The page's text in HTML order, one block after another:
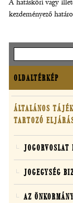
A hatásköri vagy
kezdeményező
Oldaltérkép
OLDALTÉRKÉP
Gyakorlati
tudnivalók,
ÁLTALÁNOS
TARTOZÓ
JOGORVOSLAT
JOGEGYSÉG
AZ